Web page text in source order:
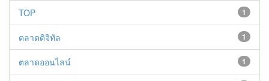
1
TOP
1
ตลาดดิจิทัล
1
ตลาดออนไลน์